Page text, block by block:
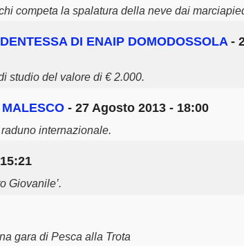
competa la spalatura della neve dai
DI ENAIP DOMODOSSOLA-
studio del valore di € 2.000.
- 27 Agosto 2013 - 18:00
internazionale.
Giovanile’.
gara di Pesca alla Trota